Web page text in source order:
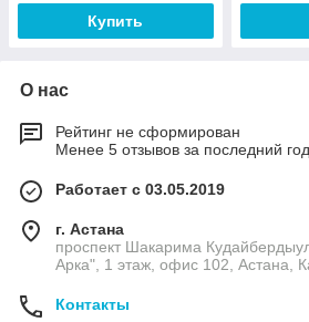
Купить
О нас
Рейтинг не сформирован
Менее 5 отзывов за последний год
Работает с 03.05.2019
г. Астана
проспект Шакарима
Арка", 1 этаж, офис 102, Астана,
Контакты